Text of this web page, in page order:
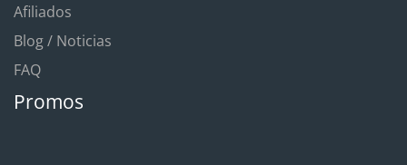
Afiliados
Blog / Noticias
FAQ
Promos